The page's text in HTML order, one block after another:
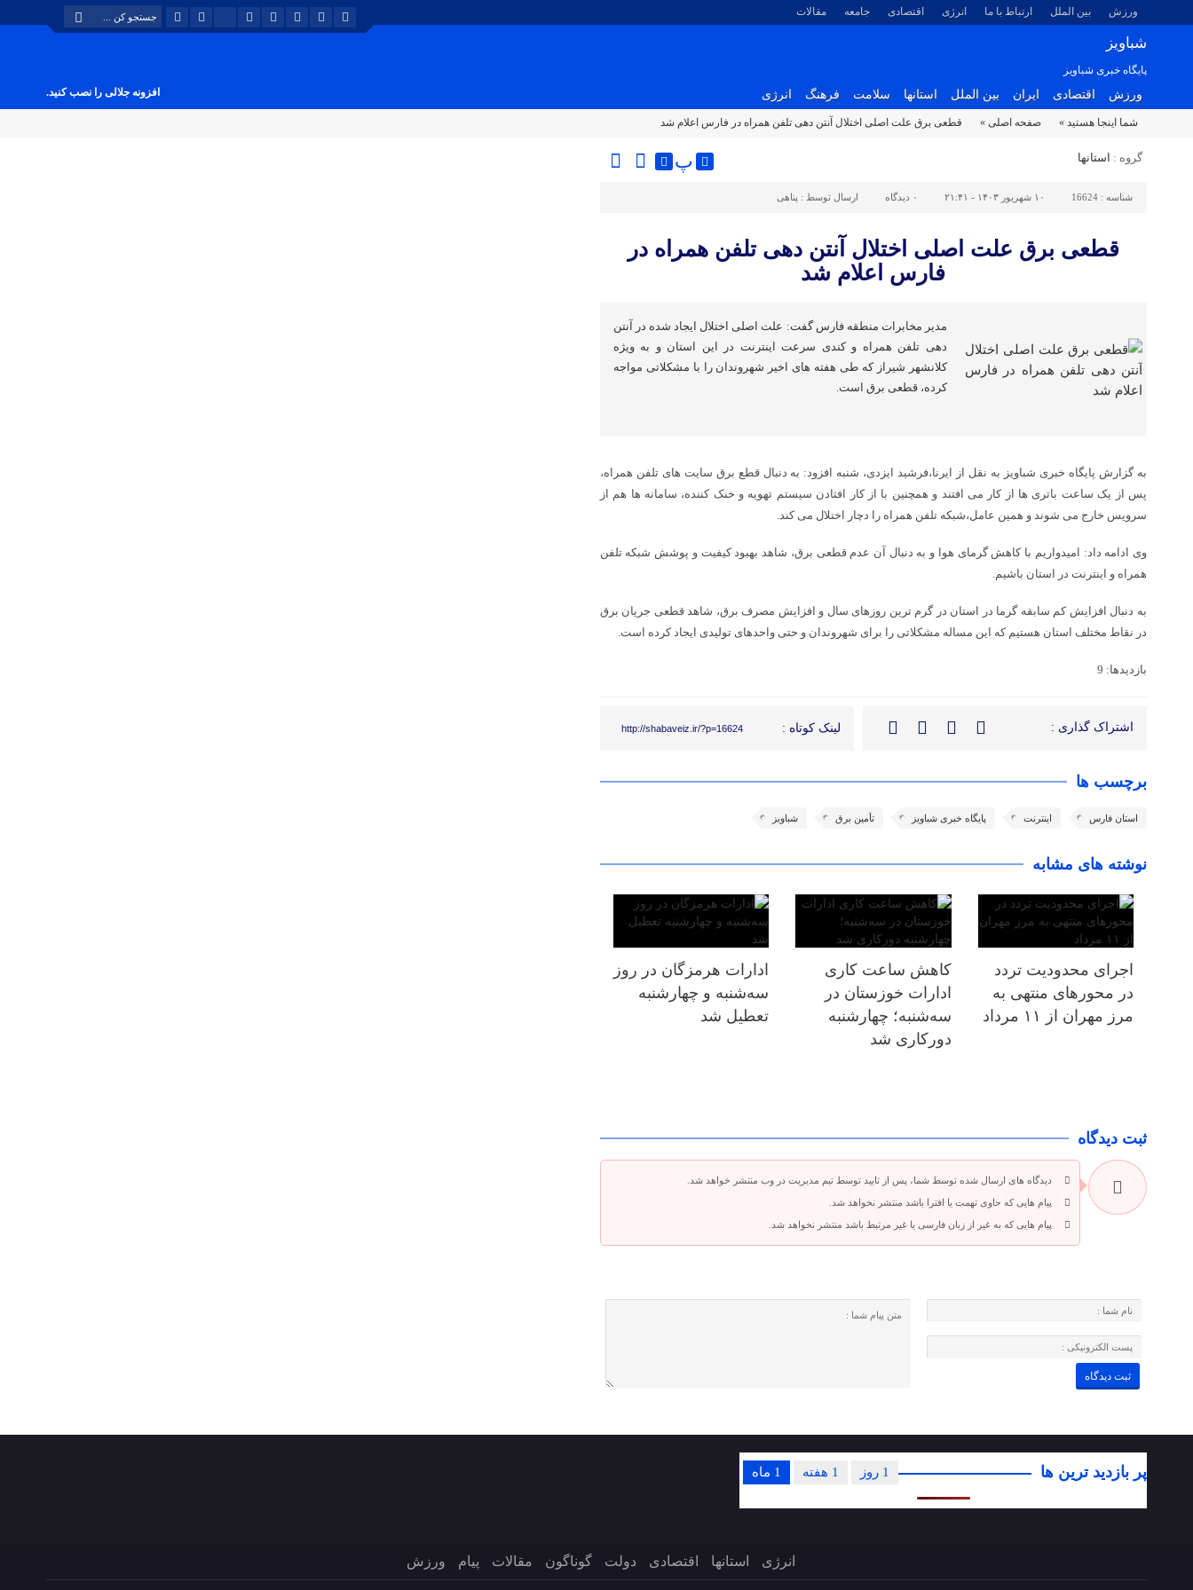
ورزش بین الملل ارتباط با ما انرژی اقتصادی جامعه مقالات
شباویز
پایگاه خبری شباویز
ورزش اقتصادی ایران بین الملل استانها سلامت فرهنگ انرژی افزونه جلالی را نصب کنید.
شما اینجا هستید » صفحه اصلی » قطعی برق علت اصلی اختلال آنتن دهی تلفن همراه در فارس اعلام شد
گروه : استانها پ
شناسه : 16624 ۱۰ شهریور ۱۴۰۳ - ۲۱:۴۱ ۰ دیدگاه ارسال توسط : پناهی
قطعی برق علت اصلی اختلال آنتن دهی تلفن همراه در
فارس اعلام شد
مدیر مخابرات منطقه فارس گفت: علت اصلی اختلال ایجاد شده در آنتن
دهی تلفن همراه و کندی سرعت اینترنت در این استان و به ویژه
کلانشهر شیراز که طی هفته های اخیر شهروندان را با مشکلاتی مواجه
کرده، قطعی برق است.
به گزارش پایگاه خبری شباویز به نقل از ایرنا،فرشید ایزدی، شنبه افزود: به دنبال قطع برق سایت های تلفن همراه،
پس از یک ساعت باتری ها از کار می افتند و همچنین با از کار افتادن سیستم تهویه و خنک کننده، سامانه ها هم از
سرویس خارج می شوند و همین عامل،شبکه تلفن همراه را دچار اختلال می کند.
وی ادامه داد: امیدواریم با کاهش گرمای هوا و به دنبال آن عدم قطعی برق، شاهد بهبود کیفیت و پوشش شبکه تلفن
همراه و اینترنت در استان باشیم.
به دنبال افزایش کم سابقه گرما در استان در گرم ترین روزهای سال و افزایش مصرف برق، شاهد قطعی جریان برق
در نقاط مختلف استان هستیم که این مساله مشکلاتی را برای شهروندان و حتی واحدهای تولیدی ایجاد کرده است.
بازدیدها: 9
اشتراک گذاری : لینک کوتاه : http://shabaveiz.ir/?p=16624
برچسب ها
استان فارس اینترنت پایگاه خبری شباویز تأمین برق شباویز
نوشته های مشابه
اجرای محدودیت تردد
در محورهای منتهی به
مرز مهران از ۱۱ مرداد
کاهش ساعت کاری
ادارات خوزستان در
سه‌شنبه؛ چهارشنبه
دورکاری شد
ادارات هرمزگان در روز
سه‌شنبه و چهارشنبه
تعطیل شد
ثبت دیدگاه
دیدگاه های ارسال شده توسط شما، پس از تایید توسط تیم مدیریت در وب منتشر خواهد شد.
پیام هایی که حاوی تهمت یا افترا باشد منتشر نخواهد شد.
پیام هایی که به غیر از زبان فارسی یا غیر مرتبط باشد منتشر نخواهد شد.
پر بازدید ترین ها 1 ماه 1 هفته 1 روز
انرژی استانها اقتصادی دولت گوناگون مقالات پیام ورزش